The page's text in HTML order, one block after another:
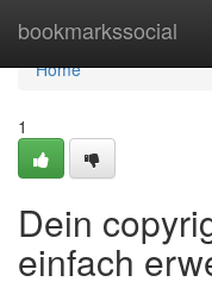
bookmarkssocial
Home
Home
1
Dein
einfach